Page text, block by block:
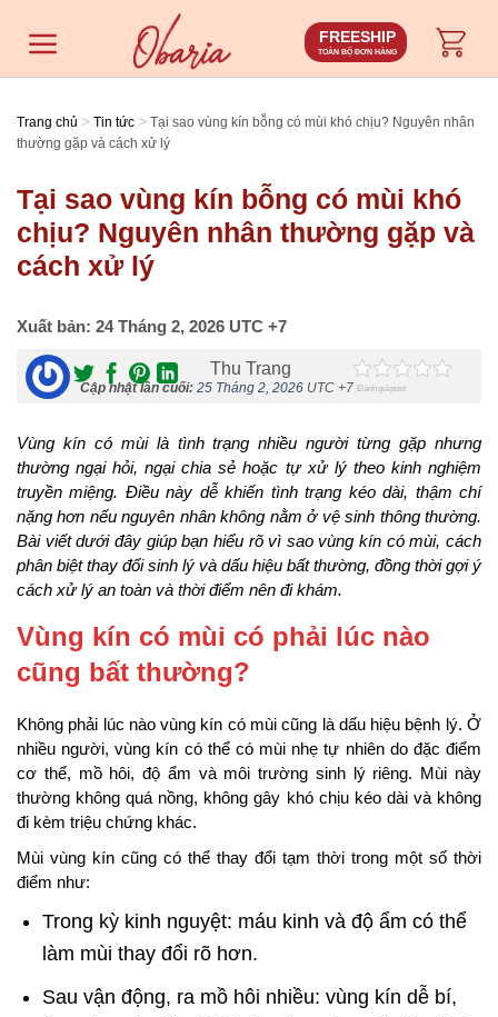
FREESHIP
TOÀN BỘ ĐƠN HÀNG
Trang chủ > Tin tức > Tại sao vùng kín bỗng có mùi khó chịu? Nguyên nhân
thường gặp và cách xử lý
Tại sao vùng kín bỗng có mùi khó
chịu? Nguyên nhân thường gặp và
cách xử lý
Xuất bản: 24 Tháng 2, 2026 UTC +7
Thu Trang
Cập nhật lần cuối: 25 Tháng 2, 2026 UTC +7 Đánh giá post
Vùng kín có mùi là tình trạng nhiều người từng gặp nhưng
thường ngại hỏi, ngại chia sẻ hoặc tự xử lý theo kinh nghiệm
truyền miệng. Điều này dễ khiến tình trạng kéo dài, thậm chí
nặng hơn nếu nguyên nhân không nằm ở vệ sinh thông thường.
Bài viết dưới đây giúp bạn hiểu rõ vì sao vùng kín có mùi, cách
phân biệt thay đổi sinh lý và dấu hiệu bất thường, đồng thời gợi ý
cách xử lý an toàn và thời điểm nên đi khám.
Vùng kín có mùi có phải lúc nào
cũng bất thường?
Không phải lúc nào vùng kín có mùi cũng là dấu hiệu bệnh lý. Ở
nhiều người, vùng kín có thể có mùi nhẹ tự nhiên do đặc điểm
cơ thể, mồ hôi, độ ẩm và môi trường sinh lý riêng. Mùi này
thường không quá nồng, không gây khó chịu kéo dài và không
đi kèm triệu chứng khác.
Mùi vùng kín cũng có thể thay đổi tạm thời trong một số thời
điểm như:
Trong kỳ kinh nguyệt: máu kinh và độ ẩm có thể
làm mùi thay đổi rõ hơn.
Sau vận động, ra mồ hôi nhiều: vùng kín dễ bí,